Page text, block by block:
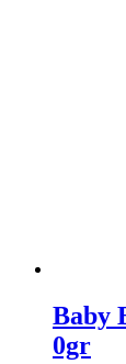
Baby
0gr